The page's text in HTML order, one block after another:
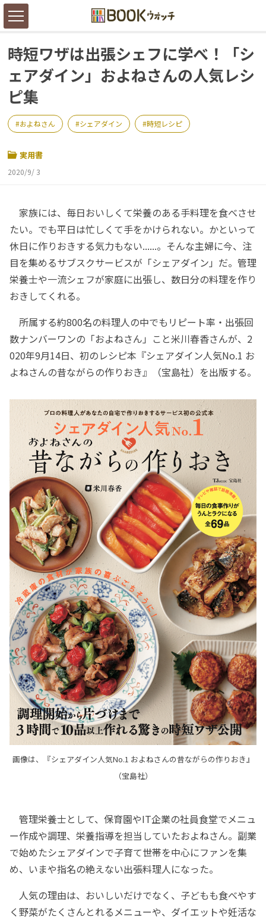
時短ワザは出張シェフに学べ！「シ
ェアダイン」およねさんの人気レシ
ピ集
およねさん シェアダイン 時短レシピ
実用書
2020/9/ 3
家族には、毎日おいしくて栄養のある手料理を食べさせ
たい。でも平日は忙しくて手をかけられない。かといって
休日に作りおきする気力もない......。そんな主婦に今、注
目を集めるサブスクサービスが「シェアダイン」だ。管理
栄養士や一流シェフが家庭に出張し、数日分の料理を作り
おきしてくれる。
所属する約800名の料理人の中でもリピート率・出張回
数ナンバーワンの「およねさん」こと米川春香さんが、2
020年9月14日、初のレシピ本『シェアダイン人気No.1 お
よねさんの昔ながらの作りおき』（宝島社）を出版する。
画像は、『シェアダイン人気No.1 およねさんの昔ながらの作りおき』
（宝島社）
管理栄養士として、保育園やIT企業の社員食堂でメニュ
ー作成や調理、栄養指導を担当していたおよねさん。副業
で始めたシェアダインで子育て世帯を中心にファンを集
め、いまや指名の絶えない出張料理人になった。
人気の理由は、おいしいだけでなく、子どもも食べやす
く野菜がたくさんとれるメニューや、ダイエットや妊活な